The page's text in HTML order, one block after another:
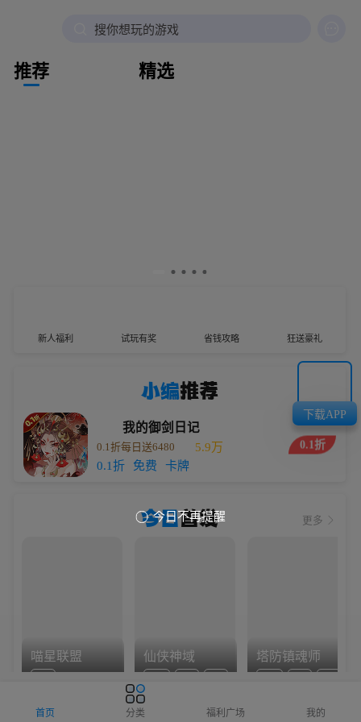
搜你想玩的游戏
推荐 精选
新人福利 试玩有奖 省钱攻略 狂送豪礼
小编推荐
我的御剑日记
0.1折每日送6480
5.9万
0.1折
免费 卡牌
0.1折
今日首发 更多
喵星联盟 仙侠神域 塔防镇魂师
下载APP
 今日不再提醒
首页 分类 福利广场 我的